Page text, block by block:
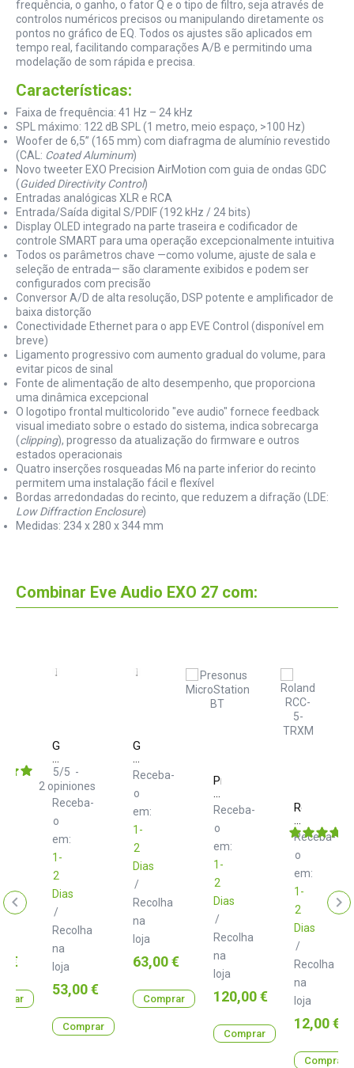
frequência, o ganho, o fator Q e o tipo de filtro, seja através de
controlos numéricos precisos ou manipulando diretamente os
pontos no gráfico de EQ. Todos os ajustes são aplicados em
tempo real, facilitando comparações A/B e permitindo uma
modelação de som rápida e precisa.
Características:
Faixa de frequência: 41 Hz – 24 kHz
SPL máximo: 122 dB SPL (1 metro, meio espaço, >100 Hz)
Woofer de 6,5” (165 mm) com diafragma de alumínio revestido
(CAL: Coated Aluminum)
Novo tweeter EXO Precision AirMotion com guia de ondas GDC
(Guided Directivity Control)
Entradas analógicas XLR e RCA
Entrada/Saída digital S/PDIF (192 kHz / 24 bits)
Display OLED integrado na parte traseira e codificador de
controle SMART para uma operação excepcionalmente intuitiva
Todos os parâmetros chave —como volume, ajuste de sala e
seleção de entrada— são claramente exibidos e podem ser
configurados com precisão
Conversor A/D de alta resolução, DSP potente e amplificador de
baixa distorção
Conectividade Ethernet para o app EVE Control (disponível em
breve)
Ligamento progressivo com aumento gradual do volume, para
evitar picos de sinal
Fonte de alimentação de alto desempenho, que proporciona
uma dinâmica excepcional
O logotipo frontal multicolorido "eve audio" fornece feedback
visual imediato sobre o estado do sistema, indica sobrecarga
(clipping), progresso da atualização do firmware e outros
estados operacionais
Quatro inserções rosqueadas M6 na parte inferior do recinto
permitem uma instalação fácil e flexível
Bordas arredondadas do recinto, que reduzem a difração (LDE:
Low Diffraction Enclosure)
Medidas: 234 x 280 x 344 mm
Combinar Eve Audio EXO 27 com:
€
Gravity
SP
3202
Soporte
de
Monitor
Receba-
o
em:
1-
2
Dias
/
Recolha
na
loja
5/5 -
2 opiniones
Preço
53,00 €
Comprar
Gravity
SP
3202
VT
Soporte
de
Monitor
Receba-
o
em:
1-
2
Dias
/
Recolha
na
loja
Preço
63,00 €
Comprar
Presonus
MicroStation
BT
Receba-
o
em:
1-
2
Dias
/
Recolha
na
loja
Preço
120,00 €
Comprar
Roland
RCC-
5-
TRXM
Receba-
o
em:
1-
2
Dias
/
Recolha
na
loja
Preço
12,00 €
Comprar